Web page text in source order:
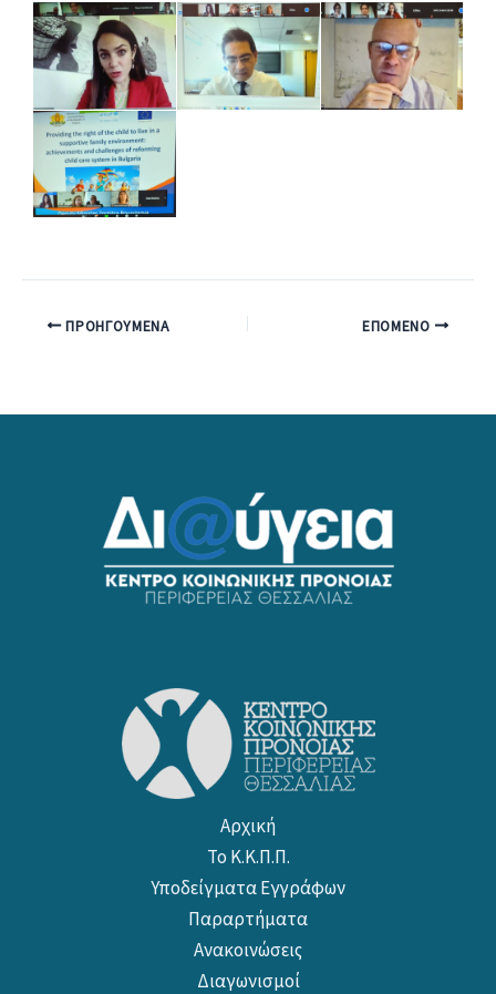
ΠΡΟΗΓΟΎΜΕΝΑ ΕΠΌΜΕΝΟ
Αρχική
Το Κ.Κ.Π.Π.
Υποδείγματα Εγγράφων
Παραρτήματα
Ανακοινώσεις
Διαγωνισμοί